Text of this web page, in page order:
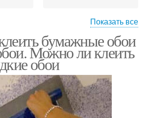
Обои на бумажной
основе
клеи Основа в спальне
Показать все
бумажные обои
Можно ли клеить
обои